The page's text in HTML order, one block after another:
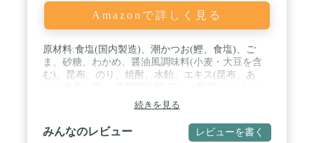
Amazonで詳しく見る
原材料:食塩(国内製造)、潮かつお(鰹、食塩)、ご
ま、砂糖、わかめ、醤油風調味料(小麦・大豆を含
む)、昆布、のり、焼酎、水飴、エキス(昆布、あ
ト、酸化防止剤(ビタミンE)、酸味料、増粘多糖
類、くん液、甘味料(甘草)、香辛料抽出物 / 商品サ
イズ(高さx奥行x幅):19cm×3cm×14.5cm
続きを見る
みんなのレビュー レビューを書く